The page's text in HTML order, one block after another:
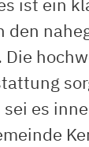
ist ein
den
Die
sei es